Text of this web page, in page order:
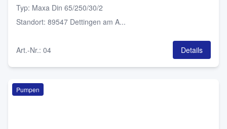
Typ: Maxa Din 65/250/30/2
Standort: 89547 Dettingen am A...
Art.-Nr.: 04 Details
Pumpen